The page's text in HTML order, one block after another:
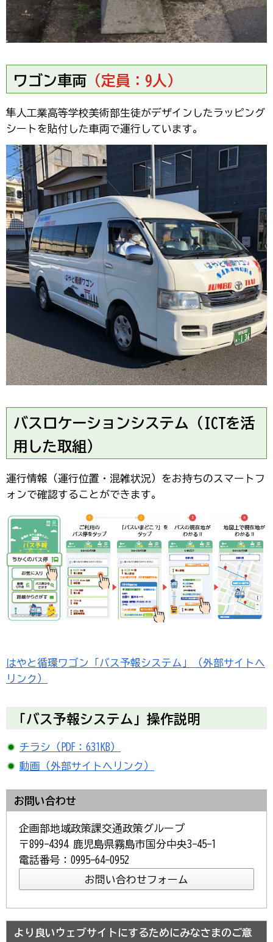
ワゴン車両 （定員：9人）
隼人工業高等学校美術部生徒がデザインしたラッピング
シートを貼付した車両で運行しています。
バスロケーションシステム（ICTを活
用した取組）
運行情報（運行位置・混雑状況）をお持ちのスマートフ
ォンで確認することができます。
はやと循環ワゴン「バス予報システム」（外部サイトへ
リンク）
「バス予報システム」操作説明
チラシ（PDF：631KB）
動画（外部サイトへリンク）
お問い合わせ
企画部地域政策課交通政策グループ
〒899-4394 鹿児島県霧島市国分中央3-45-1
電話番号：0995-64-0952
より良いウェブサイトにするためにみなさまのご意